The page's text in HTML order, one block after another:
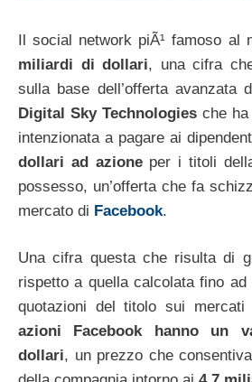
Il social network piÃ¹ famoso al
miliardi di dollari, una cifra
sulla base dell’offerta
Digital Sky Technologies che
intenzionata a pagare ai
dollari ad azioneper i titoli
possesso, un’offerta che fa
mercato di Facebook.
Una cifra questa che risulta di
rispetto a quella calcolata fino
quotazioni del titolo sui mercati
azioni Facebook hanno un
dollari, un prezzo che